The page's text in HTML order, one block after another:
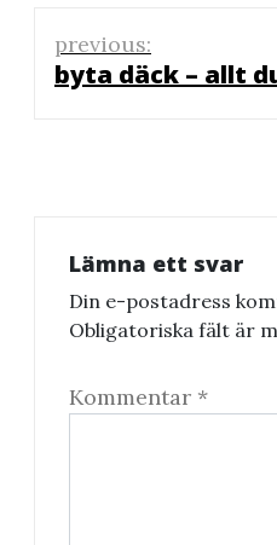
previous:
byta däck – allt
Lämna ett svar
Din e-postadress
Obligatoriska fält är
Kommentar *